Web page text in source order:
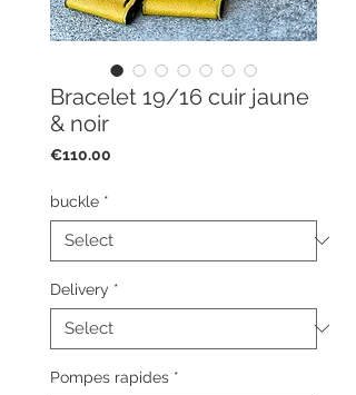
Bracelet 19/16 cuir jaune
& noir
€110.00
buckle *
Delivery *
Pompes rapides *